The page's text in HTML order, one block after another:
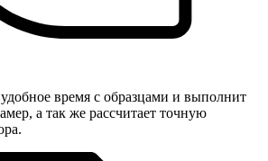
время с образцами и выполнит
а так же рассчитает точную